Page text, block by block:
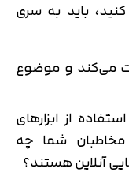
کنید، باید به سری
می‌کند و موضوع
از ابزارهای
مخاطبان شما چه
آنلاین هستند؟